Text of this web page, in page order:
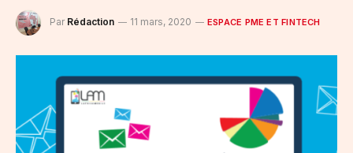
Par Rédaction 11 mars, 2020 ESPACE PME ET FINTECH